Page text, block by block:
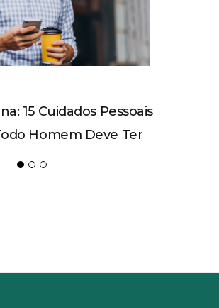
15 Cuidados Pessoais
Homem Deve Ter